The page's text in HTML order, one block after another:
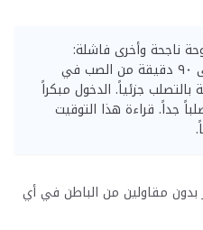
ناجحة وأخرى فاشلة:
الماكينة تبدأ العمل بعد ٣٠ إلى ٩٠ دقيقة من الصب في
بالتصلب جزئياً. الدخول مبكراً
جداً. قراءة هذا التوقيت
بدون مقاولين من الباطن في أي